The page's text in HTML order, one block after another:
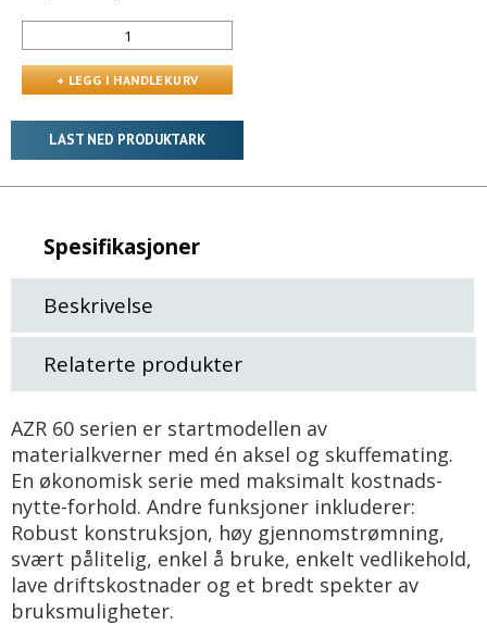
LAST NED PRODUKTARK
Spesifikasjoner
Beskrivelse
Relaterte produkter
AZR 60 serien er startmodellen av
materialkverner med én aksel og skuffemating.
En økonomisk serie med maksimalt kostnads-
nytte-forhold. Andre funksjoner inkluderer:
Robust konstruksjon, høy gjennomstrømning,
svært pålitelig, enkel å bruke, enkelt vedlikehold,
lave driftskostnader og et bredt spekter av
bruksmuligheter.